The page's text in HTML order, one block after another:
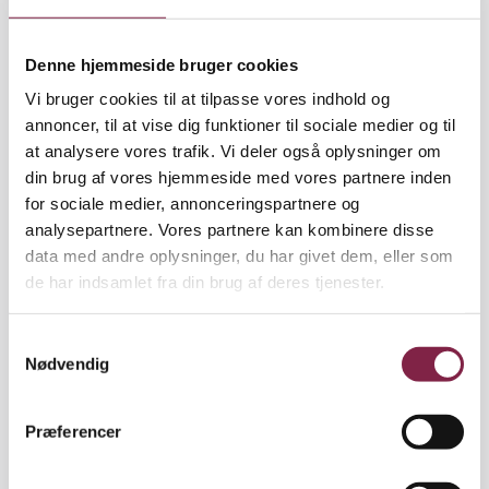
Denne hjemmeside bruger cookies
Vi bruger cookies til at tilpasse vores indhold og
annoncer, til at vise dig funktioner til sociale medier og til
at analysere vores trafik. Vi deler også oplysninger om
din brug af vores hjemmeside med vores partnere inden
for sociale medier, annonceringspartnere og
analysepartnere. Vores partnere kan kombinere disse
data med andre oplysninger, du har givet dem, eller som
de har indsamlet fra din brug af deres tjenester.
Nødvendig
Præferencer
"Lederen skal også have sine følelser og sin
en slags fingerspidsfornemmelse for, hvordan
personalet trives, og hvordan hun selv skal agere i
de sociale arenaer, hun bevæger sig i som
personaleleder," siger Kjell-Åge Gotvassli.
Han nævner gode samarbejdsevner, evne til
refleksion og evne til at fornemme sig selv og andre
som vigtige pædagogfaglige evner, som pædagogen
kan på fingerspidserne.
"Det er en slags tavs viden, pædagogen har. Evnerne
gør pædagogisk ledelse specielt og bedre end andre
typer ledelse, når det handler om at få mennesker